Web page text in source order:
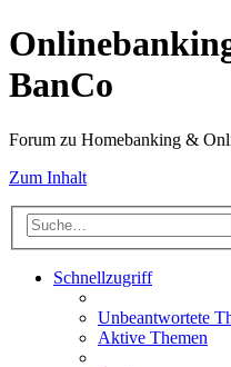
BanCo
Forum zu Homebanking &
Zum Inhalt
Schnellzugriff
Unbeantwortete
Aktive Themen